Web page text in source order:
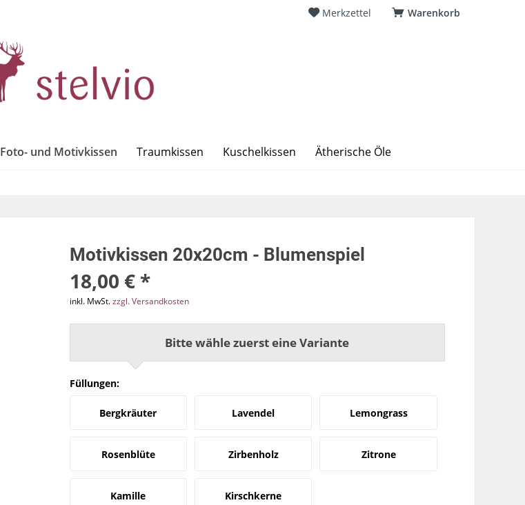
Warenkorb
Merkzettel
Foto- und Motivkissen Traumkissen Kuschelkissen Ätherische Öle
Motivkissen 20x20cm - Blumenspiel
18,00 € *
inkl. MwSt.zzgl. Versandkosten
Bitte wähle zuerst eine Variante
Füllungen:
Bergkräuter Lavendel Lemongrass
Rosenblüte Zirbenholz Zitrone
Kamille Kirschkerne